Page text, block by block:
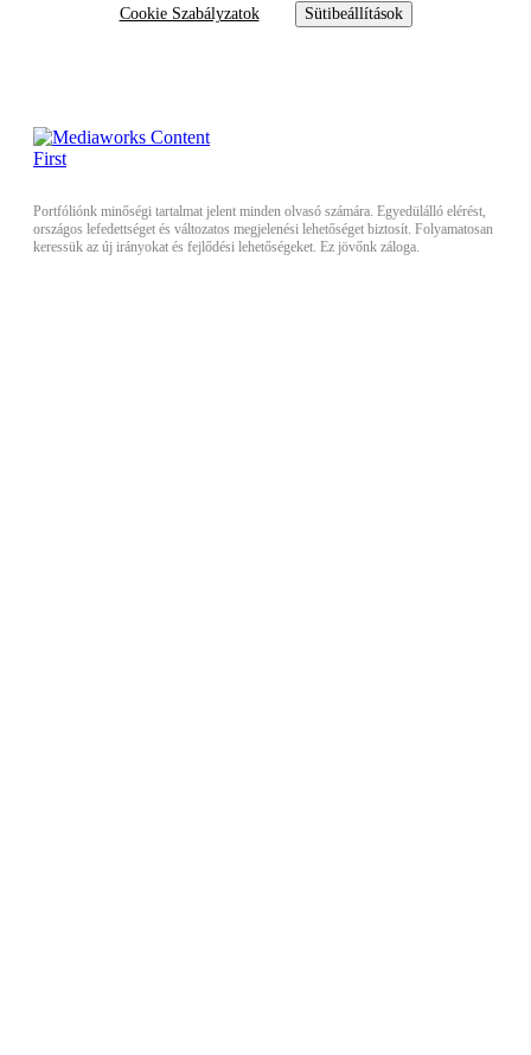
Cookie Szabályzatok Sütibeállítások
Portfóliónk minőségi tartalmat jelent minden olvasó számára. Egyedülálló elérést,
országos lefedettséget és változatos megjelenési lehetőséget biztosít. Folyamatosan
keressük az új irányokat és fejlődési lehetőségeket. Ez jövőnk záloga.